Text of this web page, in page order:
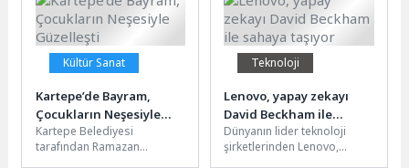
Kültür Sanat
Kartepe’de Bayram,
Çocukların Neşesiyle
Güzelleşti
Kartepe Belediyesi
tarafından Ramazan
Teknoloji
Lenovo, yapay zekayı
David Beckham ile
sahaya taşıyor
Dünyanın lider teknoloji
şirketlerinden Lenovo,